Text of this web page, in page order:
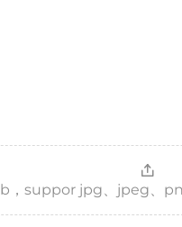
，suppor jpg、jpeg、